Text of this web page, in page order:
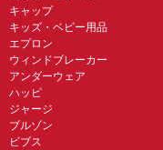
キャップ
キッズ・ベビー用品
エプロン
ウィンドブレーカー
アンダーウェア
ハッピ
ジャージ
ブルゾン
ビブス